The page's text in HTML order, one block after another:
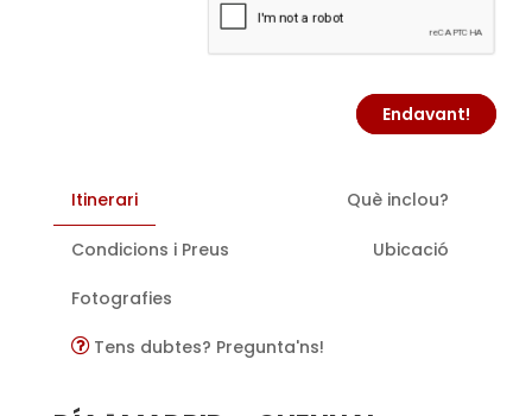
Endavant!
Itinerari Què inclou?
Condicions i Preus Ubicació
Fotografies
Tens dubtes? Pregunta'ns!